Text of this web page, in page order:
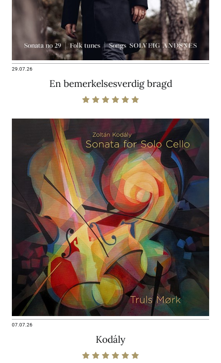
29.07.26
En bemerkelsesverdig bragd
07.07.26
Kodály